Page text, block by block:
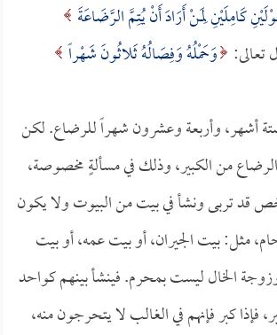
كَامِلَيْنِ لِمَنْ أَرَادَ أَنْ يُتِمَّ الرَّضَاعَةَ
وَحَمْلُهُ وَفِصَالُهُ ثَلاثُونَ شَهْراً
أشهر، وأربعة وعشرون شهراً للرضاع. لكن
من الكبير، وذلك في مسألةٍ مخصوصة،
قد تربى ونشأ في بيت من البيوت ولا يكون
مثل: بيت الجيران، أو بيت عمه، أو بيت
الخال ليست بمحرم. فينشأ بينهم كواحد
فإذا كبر فإنهم في الغالب لا يتحرجون منه،